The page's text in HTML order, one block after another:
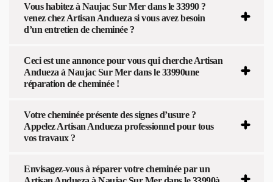
Vous habitez à Naujac Sur Mer dans le 33990 ?
venez chez Artisan Andueza si vous avez besoin
d’un entretien de cheminée ?
Ceci est une annonce pour vous qui cherche Artisan
Andueza à Naujac Sur Mer dans le 33990une
réparation de cheminée !
Votre cheminée présente des signes d’usure ?
Appelez Artisan Andueza professionnel pour tous
vos travaux ?
Envisagez-vous à réparer votre cheminée par un